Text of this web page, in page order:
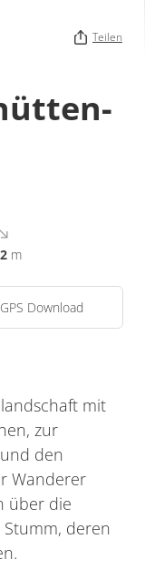
Teilen
m
GPS Download
mit
zur
den
Wanderer
über die
deren